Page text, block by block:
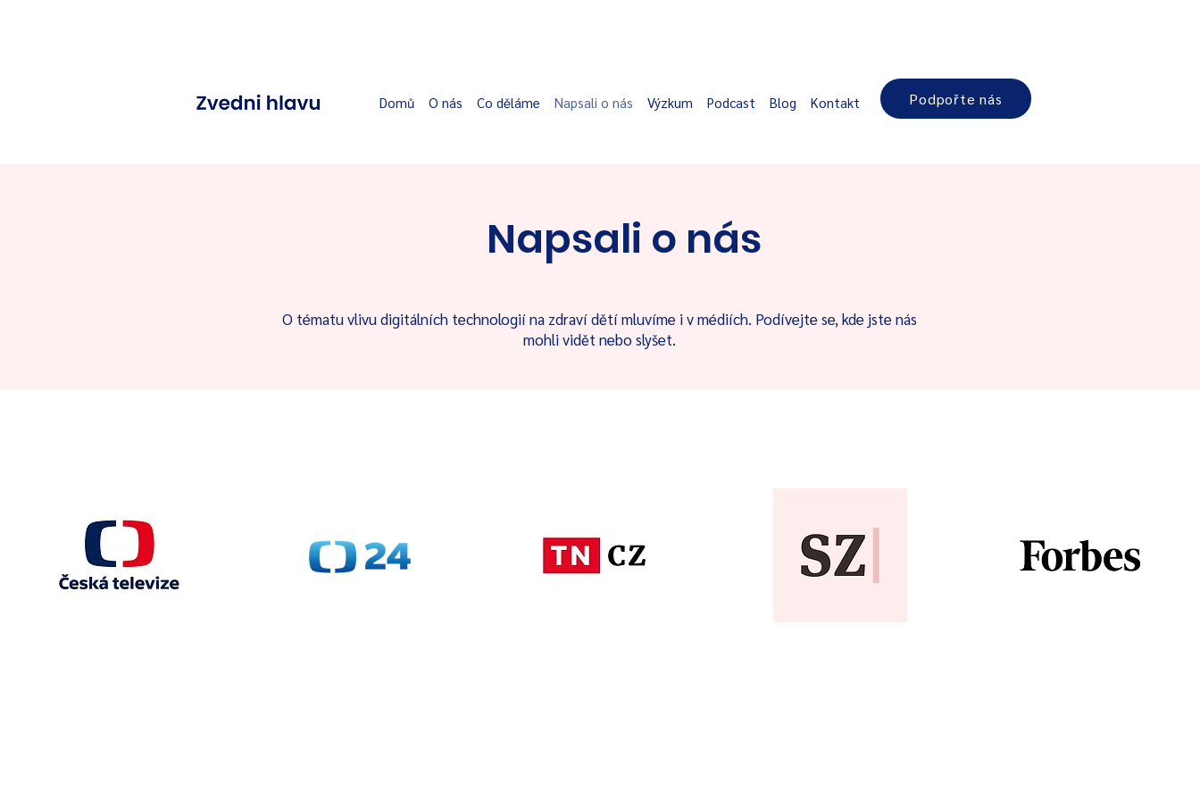
Domů O nás Co děláme Napsali o nás Výzkum Podcast Blog Kontakt Podpořte nás
Napsali o nás
O tématu vlivu digitálních technologií na zdraví dětí mluvíme i v médiích. Podívejte se, kde jste nás
mohli vidět nebo slyšet.